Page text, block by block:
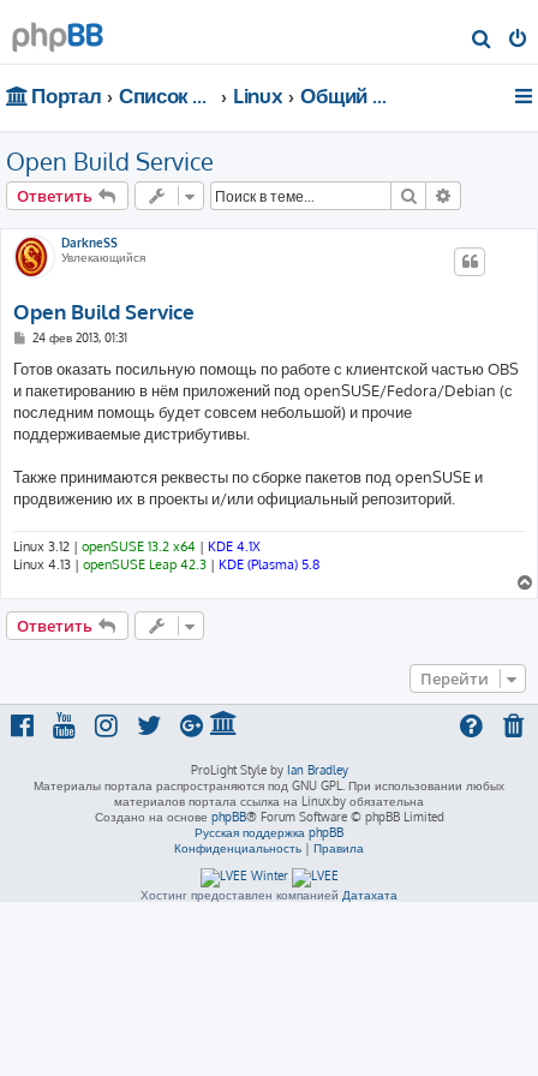
о
Портал Список форумов Linux Общий форум
Open Build Service
Ответить Поиск
DarkneSS
Увлекающийся
Open Build Service
С
о
б
щ
е
н
и
24 фев 2013, 01:31
Готов оказать посильную помощь по работе с клиентской частью OBS
и пакетированию в нём приложений под openSUSE/Fedora/Debian (с
последним помощь будет совсем небольшой) и прочие
поддерживаемые дистрибутивы.
Также принимаются реквесты по сборке пакетов под openSUSE и
продвижению их в проекты и/или официальный репозиторий.
Linux 3.12 | openSUSE 13.2 x64 | KDE 4.1X
Linux 4.13 | openSUSE Leap 42.3 | KDE (Plasma) 5.8
Ответить
Перейти
ProLight Style by Ian Bradley
Материалы портала распространяются под GNU GPL. При использовании любых
материалов портала ссылка на Linux.by обязательна
Создано на основе phpBB® Forum Software © phpBB Limited
Русская поддержка phpBB
Конфиденциальность | Правила
Хостинг предоставлен компанией Датахата